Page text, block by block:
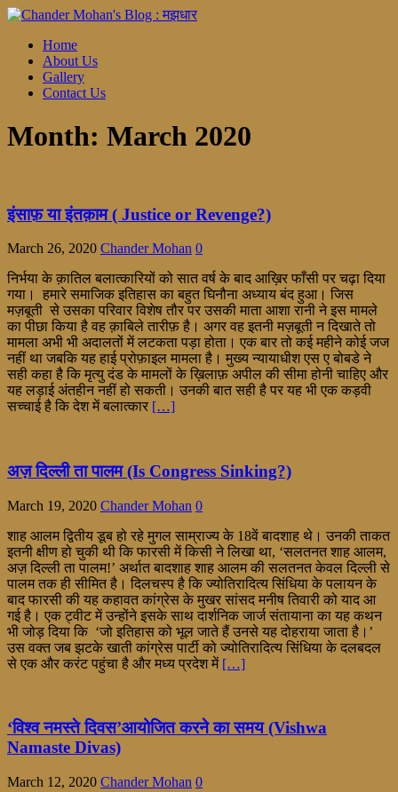
Home
About Us
Gallery
Contact Us
Month: March 2020
इंसाफ़ या इंतक़ाम ( Justice or Revenge?)
March 26, 2020 Chander Mohan 0
निर्भया के क़ातिल बलात्कारियों को सात वर्ष के बाद आख़िर फाँसी पर चढ़ा दिया
गया। हमारे समाजिक इतिहास का बहुत घिनौना अध्याय बंद हुआ। जिस
मज़बूती से उसका परिवार विशेष तौर पर उसकी माता आशा रानी ने इस मामले
का पीछा किया है वह क़ाबिले तारीफ़ है। अगर वह इतनी मज़बूती न दिखाते तो
मामला अभी भी अदालतों में लटकता पड़ा होता। एक बार तो कई महीने कोई जज
नहीं था जबकि यह हाई प्रोफ़ाइल मामला है। मुख्य न्यायाधीश एस ए बोबडे ने
सही कहा है कि मृत्यु दंड के मामलों के ख़िलाफ़ अपील की सीमा होनी चाहिए और
यह लड़ाई अंतहीन नहीं हो सकती। उनकी बात सही है पर यह भी एक कड़वी
सच्चाई है कि देश में बलात्कार […]
अज़ दिल्ली ता पालम (Is Congress Sinking?)
March 19, 2020 Chander Mohan 0
शाह आलम द्वितीय डूब हो रहे मुगल साम्राज्य के 18वें बादशाह थे। उनकी ताकत
इतनी क्षीण हो चुकी थी कि फारसी में किसी ने लिखा था, ‘सलतनत शाह आलम,
अज़ दिल्ली ता पालम!’ अर्थात बादशाह शाह आलम की सलतनत केवल दिल्ली से
पालम तक ही सीमित है। दिलचस्प है कि ज्योतिरादित्य सिंधिया के पलायन के
बाद फारसी की यह कहावत कांग्रेस के मुखर सांसद मनीष तिवारी को याद आ
गई है। एक ट्वीट में उन्होंने इसके साथ दार्शनिक जार्ज संतायाना का यह कथन
भी जोड़ दिया कि ‘जो इतिहास को भूल जाते हैं उनसे यह दोहराया जाता है।’
उस वक्त जब झटके खाती कांग्रेस पार्टी को ज्योतिरादित्य सिंधिया के दलबदल
से एक और करंट पहुंचा है और मध्य प्रदेश में […]
‘विश्व नमस्ते दिवस’आयोजित करने का समय (Vishwa
Namaste Divas)
March 12, 2020 Chander Mohan 0